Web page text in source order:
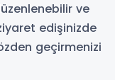
ve
edişinizde
geçirmenizi